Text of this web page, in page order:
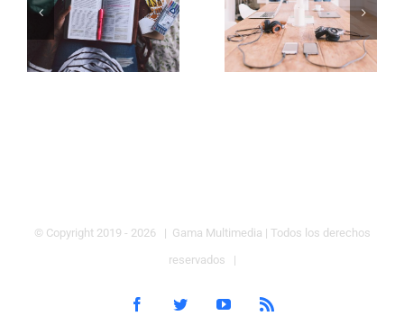
© Copyright 2019 - 2026 | Gama Multimedia | Todos los derechos
reservados |
FacebookTwitterYouTubeRss